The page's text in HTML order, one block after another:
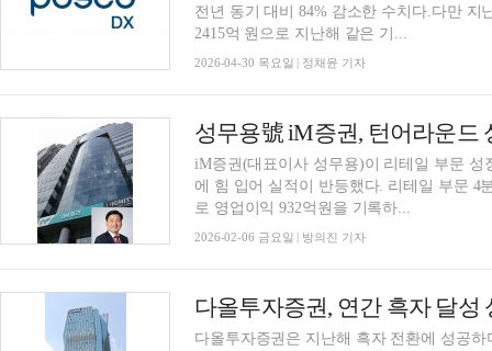
전년 동기 대비 84% 감소한 수치다.다만 지
2415억 원으로 지난해 같은 기...
2026-04-30 목요일 | 정채윤 기자
iM증권(대표이사 성무용)이 리테일 부문 성
에 힘 입어 실적이 반등했다. 리테일 부문 4
로 영업이익 932억원을 기록하...
2026-02-06 금요일 | 방의진 기자
다올투자증권은 지난해 흑자 전환에 성공